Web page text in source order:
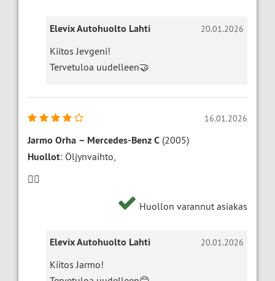
20.01.2026
Elevix Autohuolto Lahti
Kiitos Jevgeni!
Tervetuloa uudelleen🤝
16.01.2026
Jarmo Orha – Mercedes-Benz C (2005)
Huollot: Öljynvaihto,
👍🏻
Huollon varannut asiakas
20.01.2026
Elevix Autohuolto Lahti
Kiitos Jarmo!